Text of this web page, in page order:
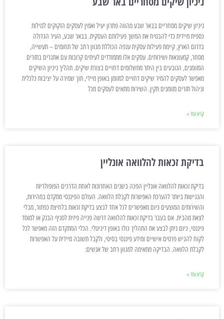
ניכיון שיקים מסחריים בבאר שבע מהווה פתרון יעיל ואמין לעסקים הזקוקים לנזילות
כספית מיידית כדי להבטיח את המשך פעילותם העסקית. בבאר שבע, העיר הגדולה
בדרום הארץ, קיימת פעילות עסקית ענפה הכוללת מגוון רחב של תחומים – תעשייה,
מסחר, קמעונאות ושירותים. עסקים אלו מתמודדים לעיתים קרובות עם אתגרים בתזרים
המזומנים, הנובעים בין היתר מתשלומים דחויים בצורת שיקים. תהליך ניכיון השיקים
מאפשר לעסקים להמיר שיקים דחויים למזומן באופן מיידי, תוך שמירה על יציבות כלכלית
וניהול תזרים מזומנים תקין. השירות מתאים לעסקים מכל
קרא עוד »
בדיקת זכאות להלוואה אונליין
בדיקת זכאות להלוואה אונליין הפכה בשנים האחרונות לאחת הדרכים הפופולריות
והנגישות ביותר להערכת האפשרות לקבלת הלוואה. העולם הפיננסי מתקדם במהירות,
והשירותים המוצעים כיום מאפשרים לכל אחד לבצע בדיקת זכאות בלחיצת כפתור, מבלי
לצאת מהבית. אם בעבר בדיקת זכאות להלוואה דרשה פנייה פיזית לסניף הבנק או למוסד
פיננסי, כיום ניתן לבצע את התהליך כולו באופן דיגיטלי. הכלי המתקדם הזה מאפשר לכל
לקוח להגיש פרטים אישיים ומידע פיננסי בסיסי, ולקבל תשובה מיידית על האפשרות
לקבלת הלוואה. הבדיקה מתאימה למגוון רחב של אנשים:
קרא עוד »